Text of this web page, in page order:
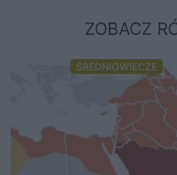
ZOBACZ
ŚREDNIOWIECZE